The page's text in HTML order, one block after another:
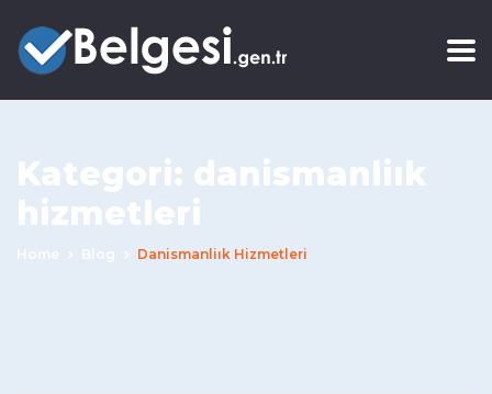
Kategori: danismanliık
hizmetleri
Home Blog Danismanliık Hizmetleri